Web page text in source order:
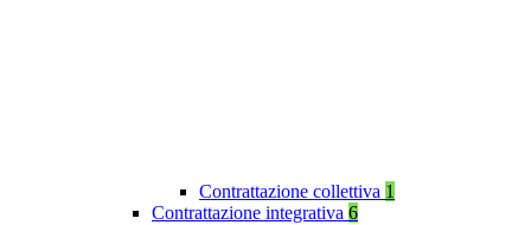
Contrattazione collettiva 1
Contrattazione integrativa 6